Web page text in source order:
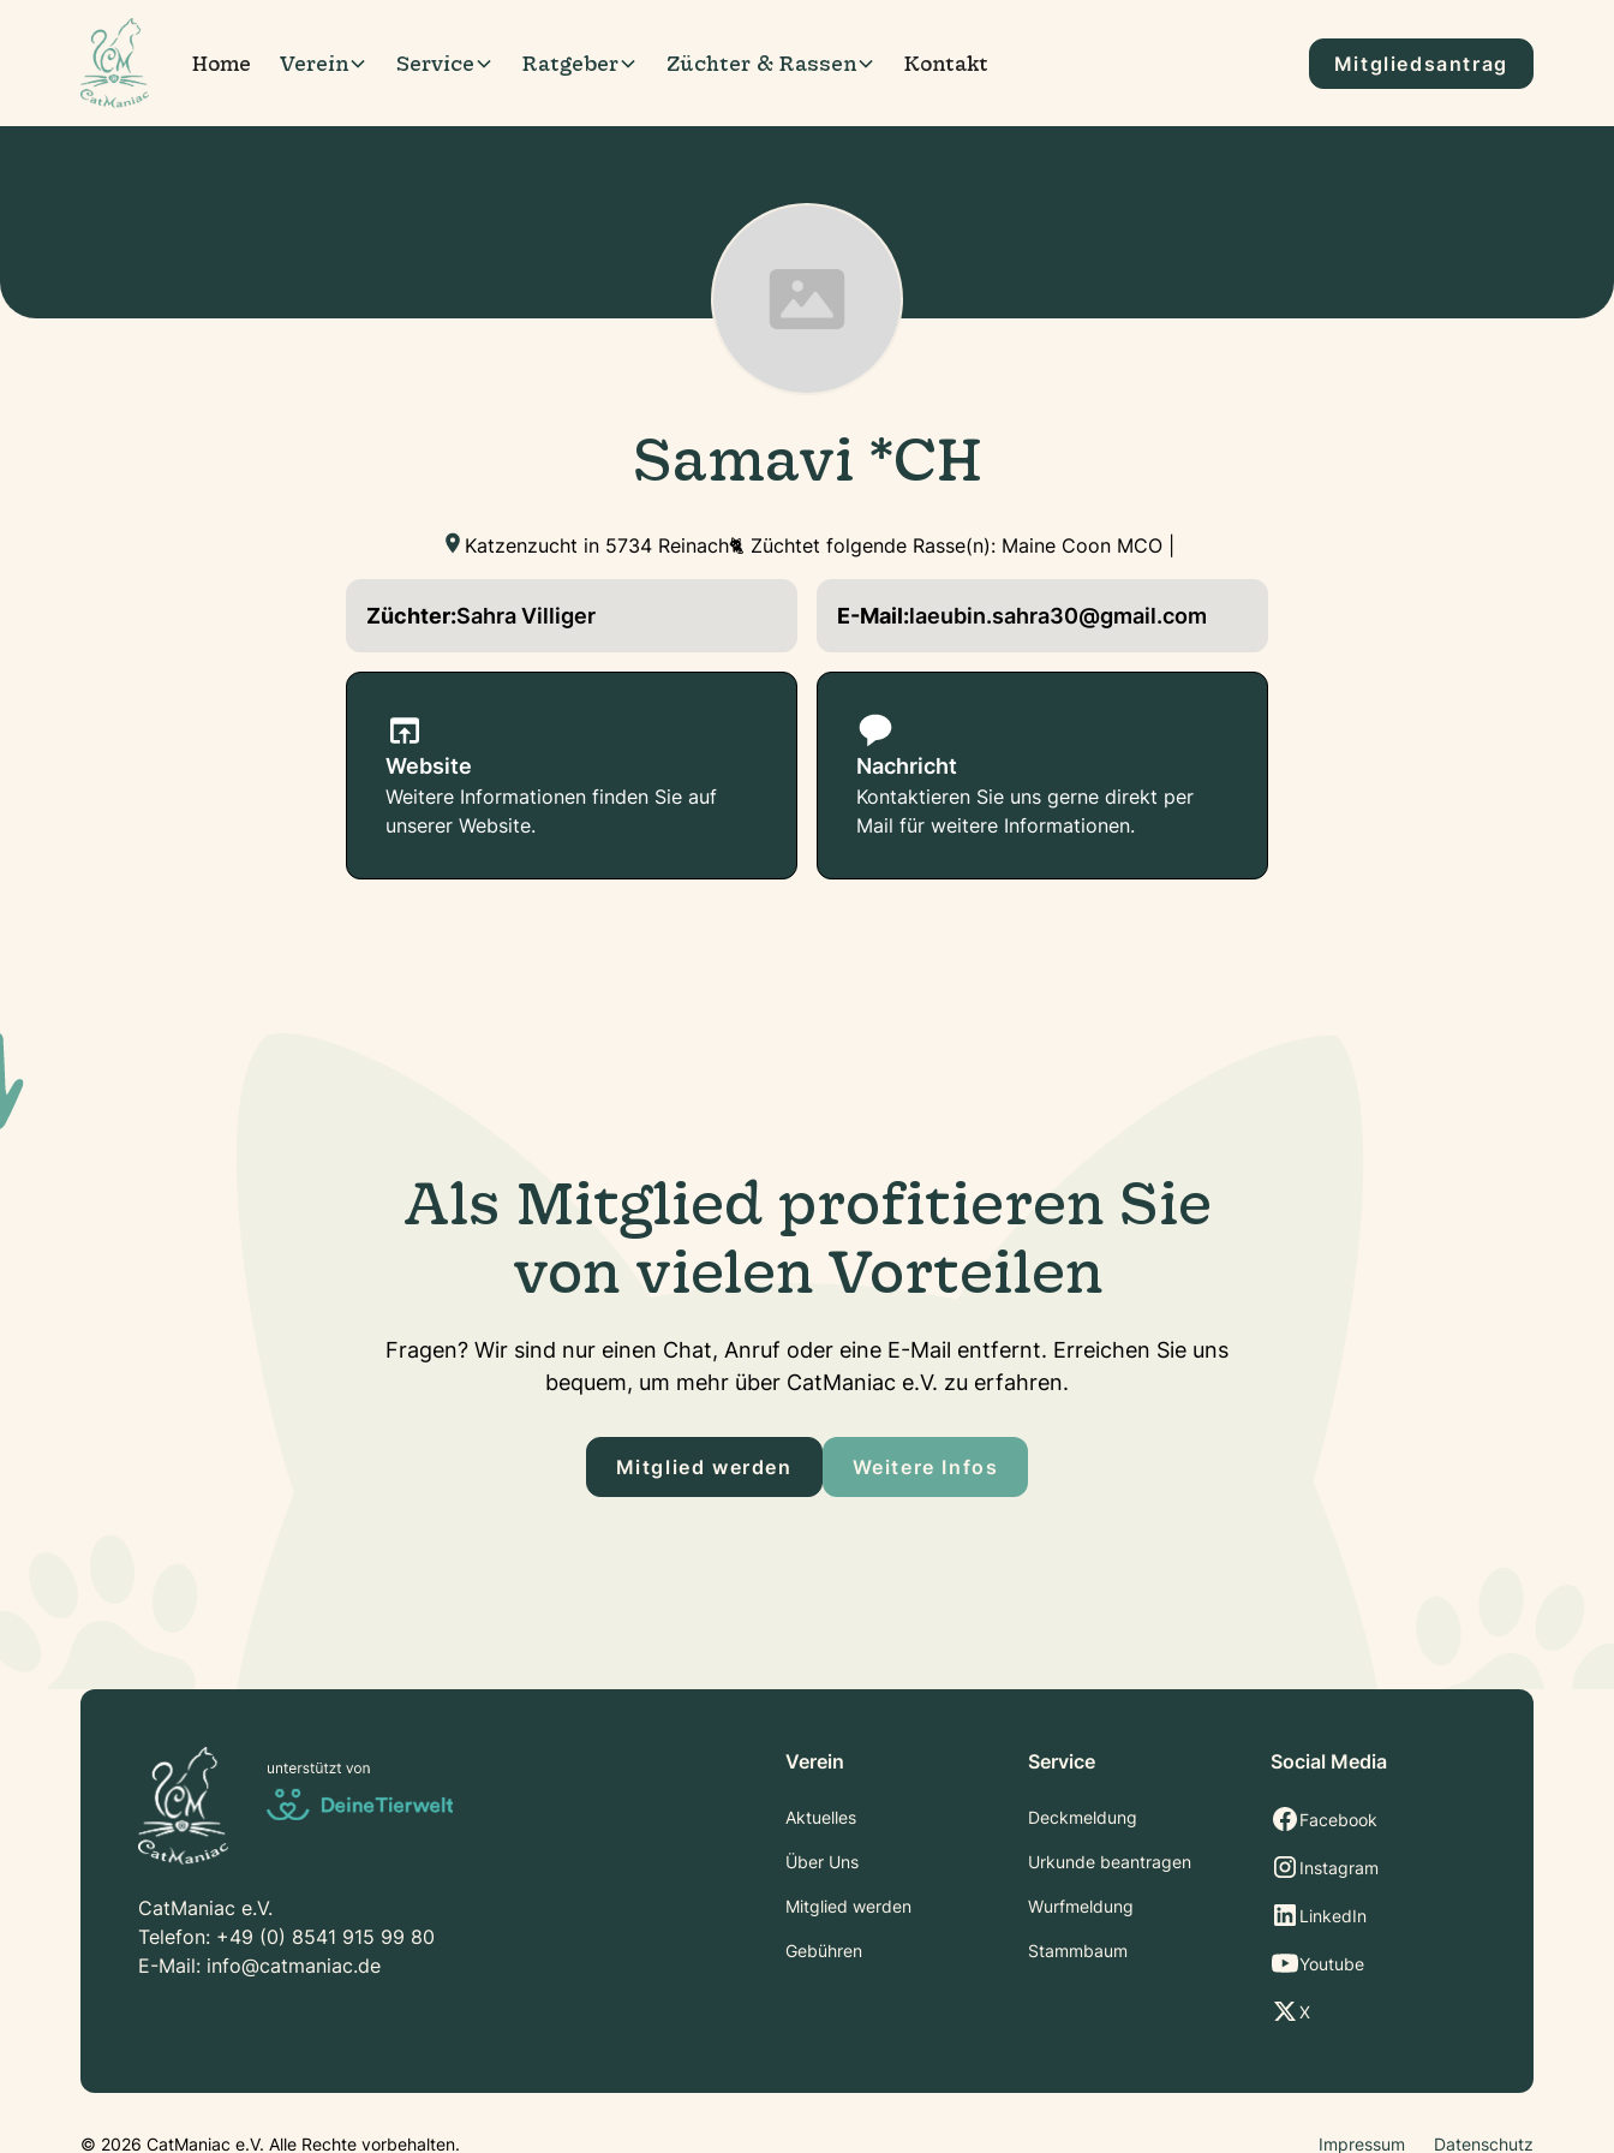
Home Verein Service Ratgeber Züchter & Rassen Kontakt Mitgliedsantrag
Samavi *CH
Katzenzucht in 5734 Reinach🐈 Züchtet folgende Rasse(n): Maine Coon MCO |
Züchter:Sahra Villiger E-Mail:laeubin.sahra30@gmail.com
Website
Weitere Informationen finden Sie auf
unserer Website.
Nachricht
Kontaktieren Sie uns gerne direkt per
Mail für weitere Informationen.
Als Mitglied profitieren Sie
von vielen Vorteilen
Fragen? Wir sind nur einen Chat, Anruf oder eine E-Mail entfernt. Erreichen Sie uns
bequem, um mehr über CatManiac e.V. zu erfahren.
Mitglied werden Weitere Infos
CatManiac e.V.
Telefon: +49 (0) 8541 915 99 80
E-Mail: info@catmaniac.de
Verein
Aktuelles
Über Uns
Mitglied werden
Gebühren
Service
Deckmeldung
Urkunde beantragen
Wurfmeldung
Stammbaum
Social Media
Facebook
Instagram
LinkedIn
Youtube
X
© 2026 CatManiac e.V. Alle Rechte vorbehalten. Impressum Datenschutz